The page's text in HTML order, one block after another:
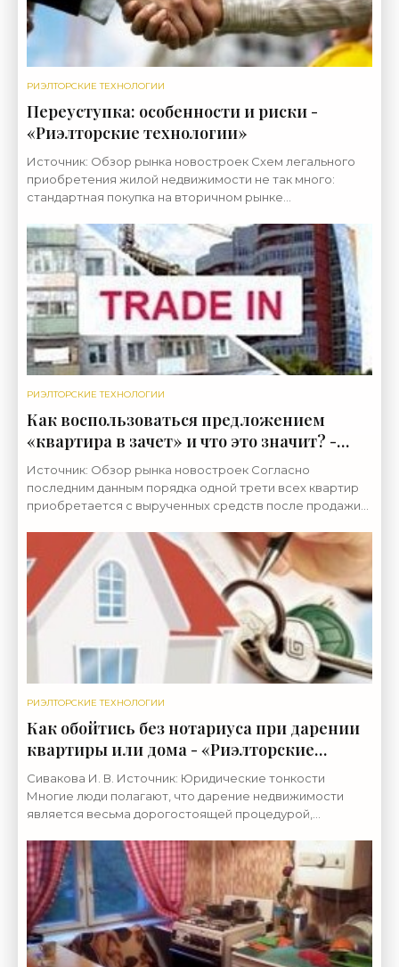
РИЭЛТОРСКИЕ ТЕХНОЛОГИИ
Переуступка: особенности и риски -
«Риэлторские технологии»
Источник: Обзор рынка новостроек Схем легального
приобретения жилой недвижимости не так много:
стандартная покупка на вторичном рынке
приобретение жилья на
РИЭЛТОРСКИЕ ТЕХНОЛОГИИ
Как воспользоваться предложением
«квартира в зачет» и что это значит? -
«Риэлторские технологии»
Источник: Обзор рынка новостроек Согласно
последним данным порядка одной трети всех квартир
приобретается с вырученных средств после продажи
недвижимости
РИЭЛТОРСКИЕ ТЕХНОЛОГИИ
Как обойтись без нотариуса при дарении
квартиры или дома - «Риэлторские
технологии»
Сивакова И. В. Источник: Юридические тонкости
Многие люди полагают, что дарение недвижимости
является весьма дорогостоящей процедурой,
услуги